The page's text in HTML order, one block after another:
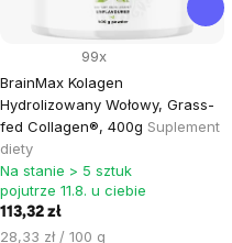
BrainMax Kolagen
Hydrolizowany Wołowy, Grass-
fed Collagen®, 400g Suplement
diety
99x
Na stanie > 5 sztuk
pojutrze 11.8. u ciebie
113,32 zł
Cena
28,33 zł / 100 g